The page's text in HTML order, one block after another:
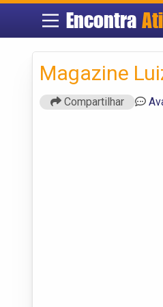
Encontra
Magazine
Compartilhar